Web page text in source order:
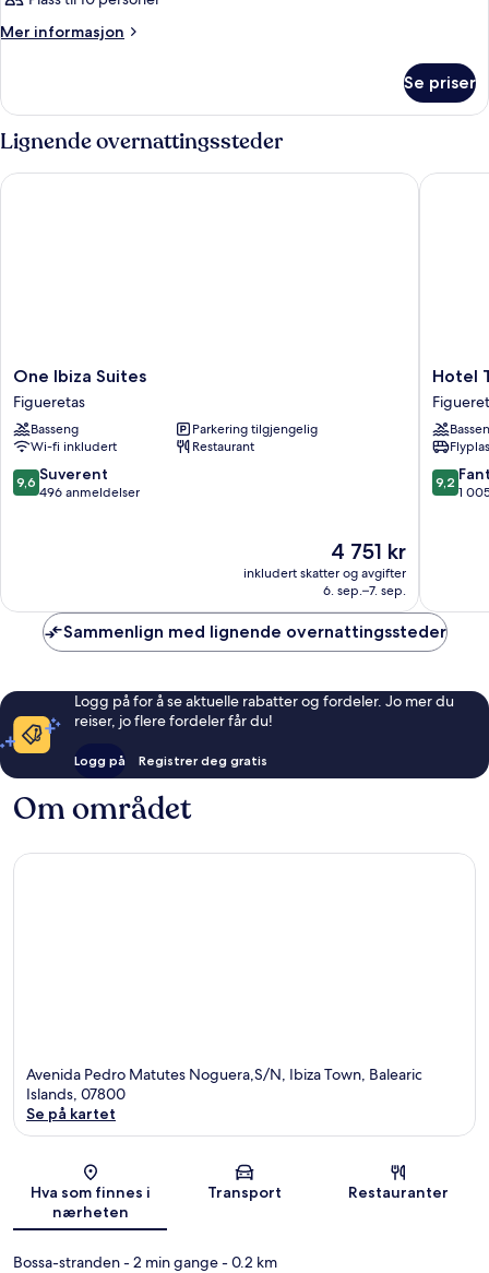
Mer informasjon
Mer
Se priser
Lignende overnattingssteder
One
Ibiza
Suites
Figueretas
One Ibiza Suites
Figueretas
Basseng
Parkering tilgjengelig
Wi-fi inkludert
Restaurant
9.6
av
9,6 Suverent
496 anmeldelser
Prisen
er
4 751 kr
4 751 kr
inkludert skatter og avgifter
6. sep.–7. sep.
One Ibiza Suites
Hotel
Torre
Del
Mar
Hotel
9.2
av
9,2
1
Hotel
Sammenlign med lignende overnattingssteder
Logg på for å se aktuelle rabatter og fordeler. Jo mer du
reiser, jo flere fordeler får du!
Logg på Registrer deg gratis
Om området
Avenida Pedro Matutes Noguera,S/N, Ibiza Town, Balearic
Islands, 07800
Se på kartet
Hva som finnes i
nærheten
Transport Restauranter
Bossa-stranden- 2 min gange- 0.2 km